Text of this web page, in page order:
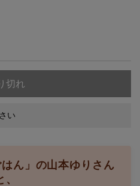
切れ
い
ん」の山本ゆりさん
、